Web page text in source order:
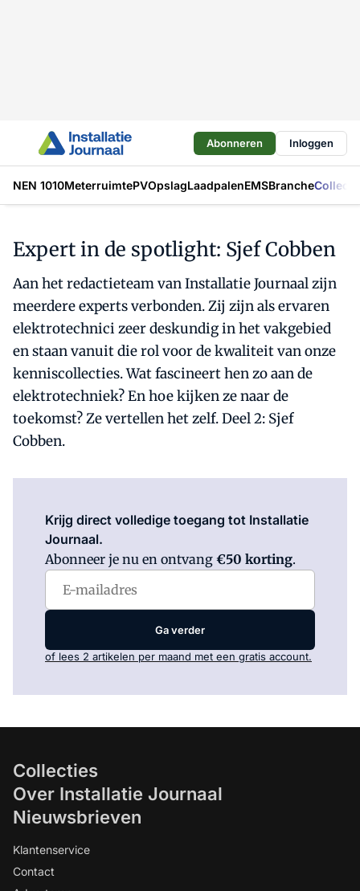
Abonneren Inloggen
NEN 1010MeterruimtePVOpslagLaadpalenEMSBranche
Expert in de spotlight: Sjef Cobben
Aan het redactieteam van Installatie Journaal zijn
meerdere experts verbonden. Zij zijn als ervaren
elektrotechnici zeer deskundig in het vakgebied
en staan vanuit die rol voor de kwaliteit van onze
kenniscollecties. Wat fascineert hen zo aan de
elektrotechniek? En hoe kijken ze naar de
toekomst? Ze vertellen het zelf. Deel 2: Sjef
Cobben.
Krijg direct volledige toegang tot Installatie
Journaal.
Abonneer je nu en ontvang €50 korting.
Ga verder
of lees 2 artikelen per maand met een gratis account.
Collecties
Over Installatie Journaal
Nieuwsbrieven
Klantenservice
Contact